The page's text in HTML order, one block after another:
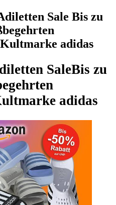
Sale Bis zu
adidas
SaleBis zu
adidas